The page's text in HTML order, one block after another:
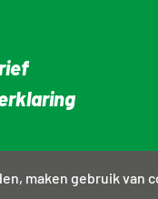
maken gebruik van